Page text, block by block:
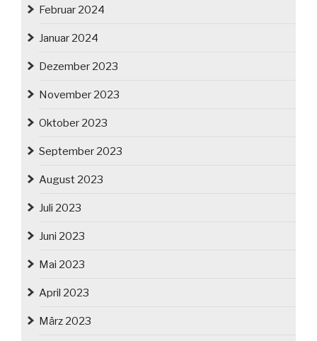
Februar 2024
Januar 2024
Dezember 2023
November 2023
Oktober 2023
September 2023
August 2023
Juli 2023
Juni 2023
Mai 2023
April 2023
März 2023